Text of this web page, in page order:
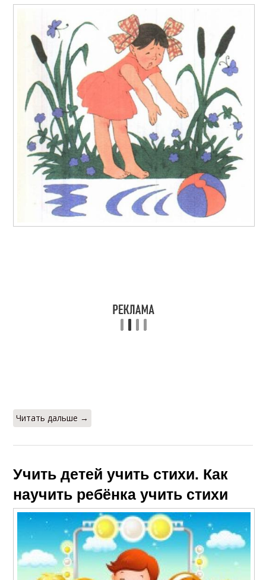
Читать дальше →
Учить детей учить стихи. Как
научить ребёнка учить стихи